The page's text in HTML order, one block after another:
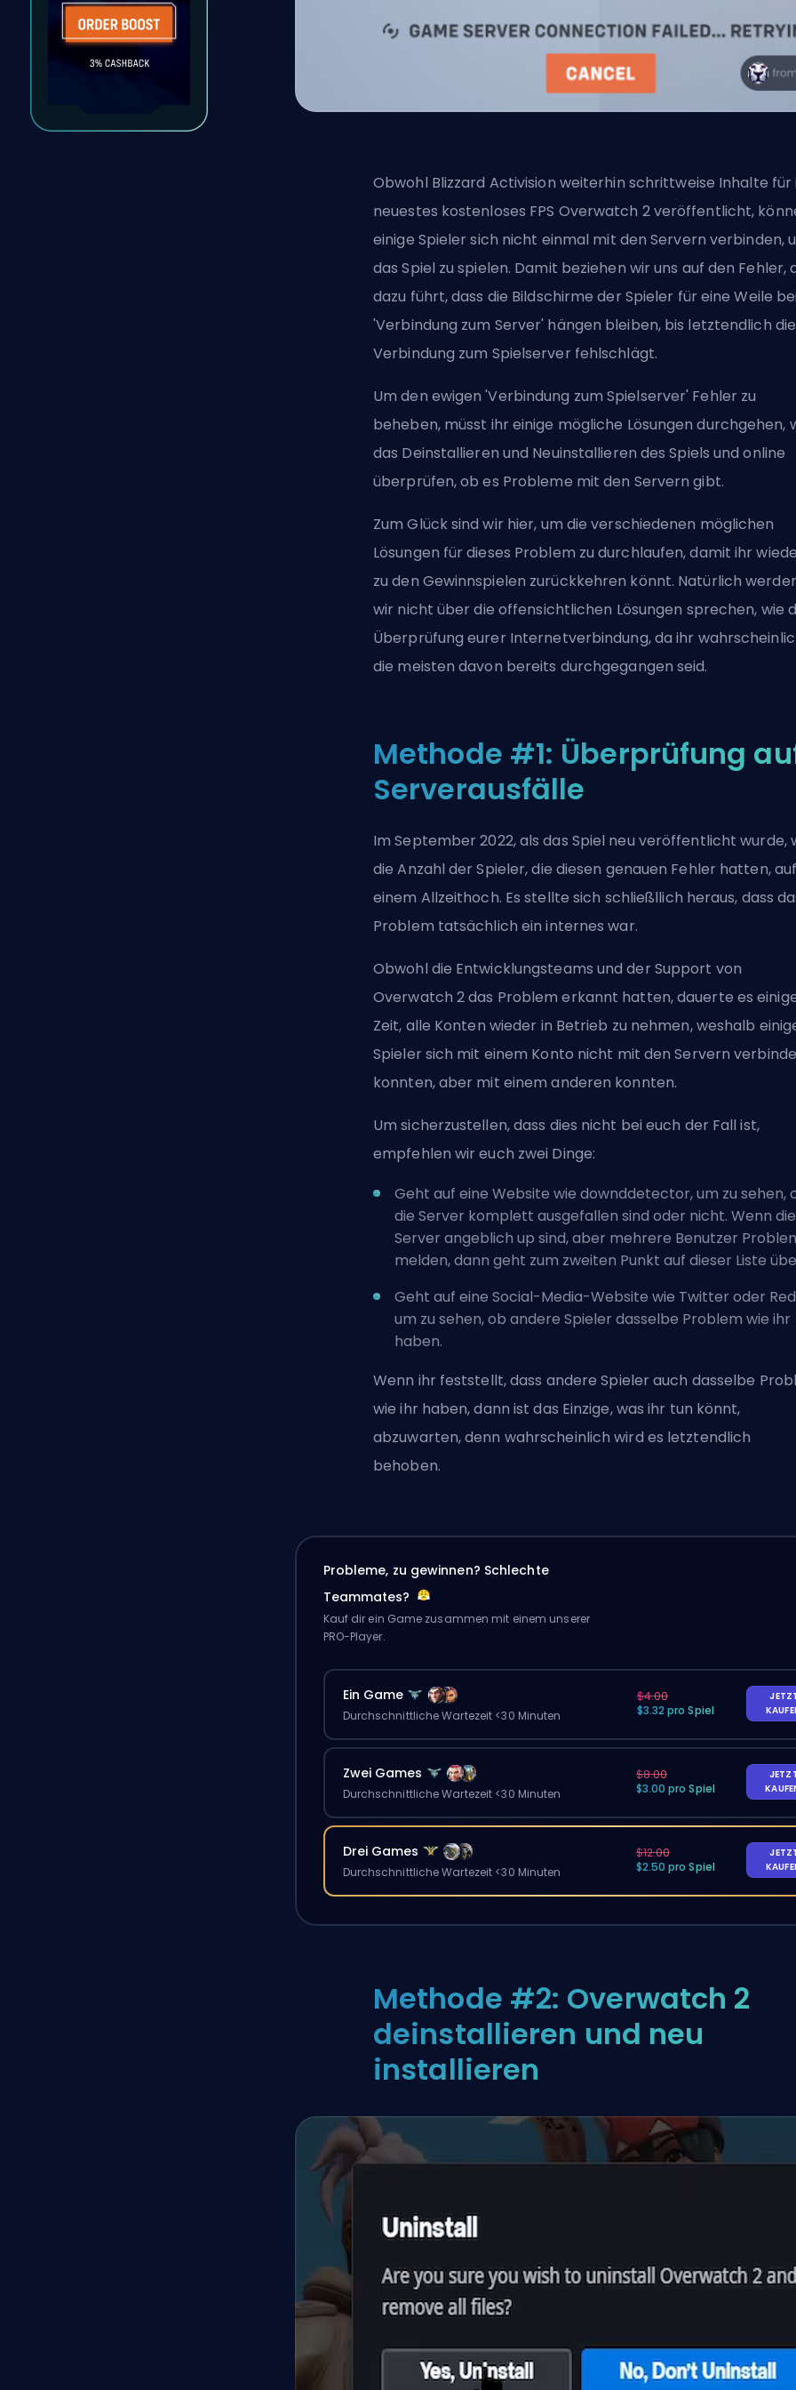
Obwohl Blizzard Activision weiterhin schrittweise Inhalte für
neuestes kostenloses FPS Overwatch 2 veröffentlicht,
einige Spieler sich nicht einmal mit den Servern verbinden,
das Spiel zu spielen. Damit beziehen wir uns auf den Fehler,
dazu führt, dass die Bildschirme der Spieler für eine Weile bei
'Verbindung zum Server' hängen bleiben, bis letztendlich die
Verbindung zum Spielserver fehlschlägt.
Um den ewigen 'Verbindung zum Spielserver' Fehler zu
beheben, müsst ihr einige mögliche Lösungen durchgehen,
das Deinstallieren und Neuinstallieren des Spiels und online
überprüfen, ob es Probleme mit den Servern gibt.
Zum Glück sind wir hier, um die verschiedenen möglichen
Lösungen für dieses Problem zu durchlaufen, damit ihr
zu den Gewinnspielen zurückkehren könnt. Natürlich
wir nicht über die offensichtlichen Lösungen sprechen, wie
Überprüfung eurer Internetverbindung, da ihr
die meisten davon bereits durchgegangen seid.
Methode #1: Überprüfung
Serverausfälle
Im September 2022, als das Spiel neu veröffentlicht wurde,
die Anzahl der Spieler, die diesen genauen Fehler hatten, auf
einem Allzeithoch. Es stellte sich schließllich heraus, dass
Problem tatsächlich ein internes war.
Obwohl die Entwicklungsteams und der Support von
Overwatch 2 das Problem erkannt hatten, dauerte es
Zeit, alle Konten wieder in Betrieb zu nehmen, weshalb
Spieler sich mit einem Konto nicht mit den Servern
konnten, aber mit einem anderen konnten.
Um sicherzustellen, dass dies nicht bei euch der Fall ist,
empfehlen wir euch zwei Dinge:
Geht auf eine Website wie downddetector, um zu sehen,
die Server komplett ausgefallen sind oder nicht. Wenn die
Server angeblich up sind, aber mehrere Benutzer
melden, dann geht zum zweiten Punkt auf dieser Liste
Geht auf eine Social-Media-Website wie Twitter oder
um zu sehen, ob andere Spieler dasselbe Problem wie ihr
haben.
Wenn ihr feststellt, dass andere Spieler auch dasselbe
wie ihr haben, dann ist das Einzige, was ihr tun könnt,
abzuwarten, denn wahrscheinlich wird es letztendlich
behoben.
Probleme, zu gewinnen? Schlechte
Teammates?
Kauf dir ein Game zusammen mit einem unserer
PRO-Player.
Ein Game
Durchschnittliche Wartezeit <30 Minuten
$4.00
$3.32 pro Spiel
Zwei Games
Durchschnittliche Wartezeit <30 Minuten
$8.00
$3.00 pro Spiel
Drei Games
Durchschnittliche Wartezeit <30 Minuten
$12.00
$2.50 pro Spiel
Methode #2: Overwatch 2
deinstallieren und neu
installieren